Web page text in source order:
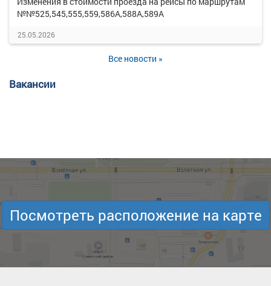
№№525,545,555,559,586А,588А,589А
25.05.2026
Все новости »
Вакансии
Посмотреть расположение на карте